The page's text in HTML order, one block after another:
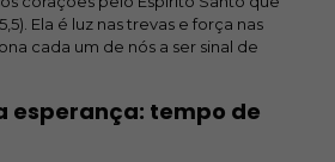
Ela é luz nas trevas e força nas
cada um de nós a ser sinal de
esperança: tempo de